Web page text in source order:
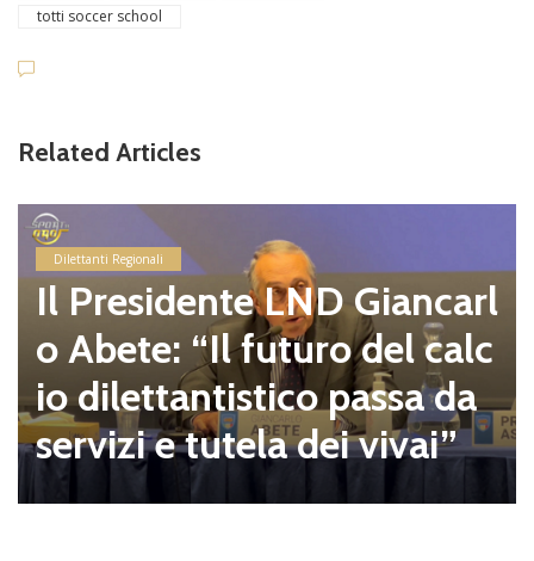
totti soccer school
Related Articles
Dilettanti Regionali
Il Presidente LND Giancarl
o Abete: “Il futuro del calc
io dilettantistico passa da
servizi e tutela dei vivai”